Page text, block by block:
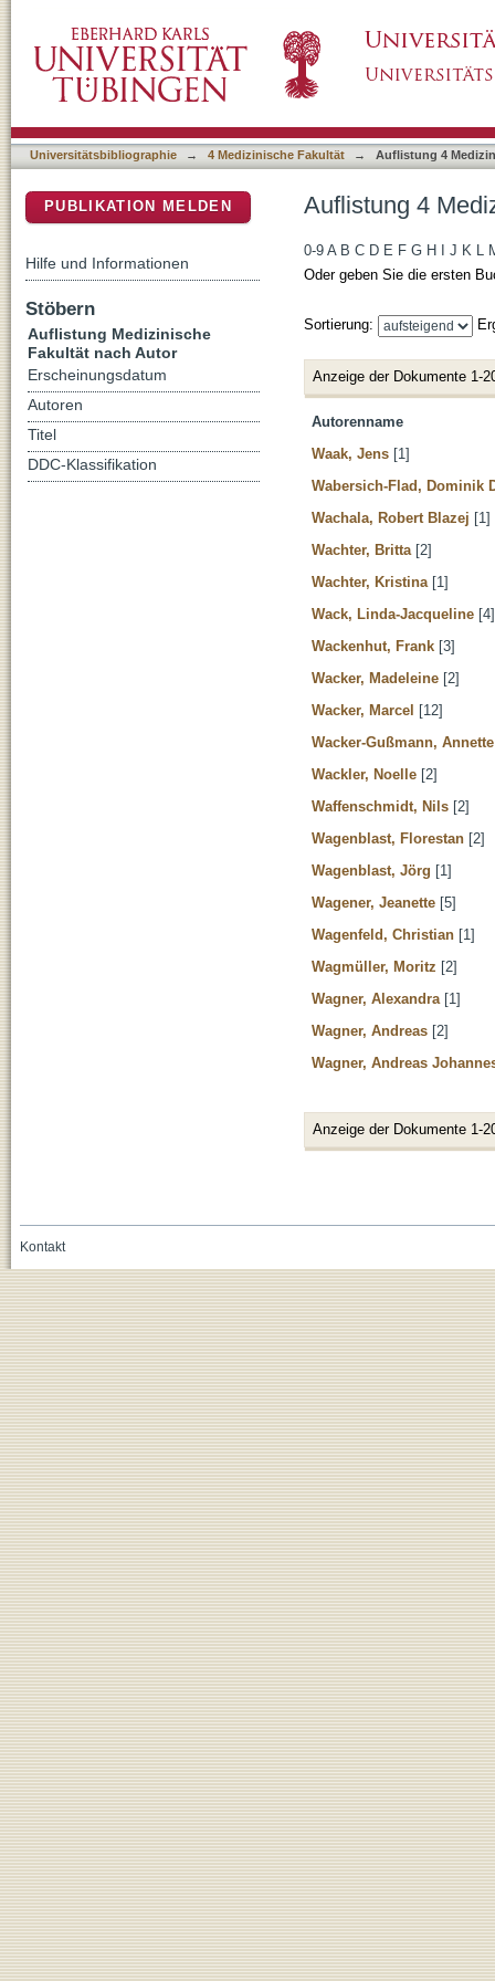
Universitätsbibliographie → 4 Medizinische Fakultät → Auflistung 4
Auflistung 4
0-9 A B C D E F G H J K L
Oder geben Sie die ersten
Sortierung:
Anzeige der Dokumente 1-
Autorenname
Waak, Jens [1]
Wabersich-Flad, Dominik
Wachala, Robert Blazej [1]
Wachter, Britta [2]
Wachter, Kristina [1]
Wack, Linda-Jacqueline [4]
Wackenhut, Frank [3]
Wacker, Madeleine [2]
Wacker, Marcel [12]
Wacker-Gußmann, Annette
Wackler, Noelle [2]
Waffenschmidt, Nils [2]
Wagenblast, Florestan [2]
Wagenblast, Jörg [1]
Wagener, Jeanette [5]
Wagenfeld, Christian [1]
Wagmüller, Moritz [2]
Wagner, Alexandra [1]
Wagner, Andreas [2]
Wagner, Andreas
Anzeige der Dokumente 1-
PUBLIKATION MELDEN
Hilfe und Informationen
Stöbern
Auflistung Medizinische
Fakultät nach Autor
Erscheinungsdatum
Autoren
Titel
DDC-Klassifikation
Kontakt